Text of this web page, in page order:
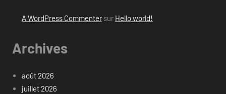
A WordPress Commentersur Hello world!
Archives
août 2026
juillet 2026